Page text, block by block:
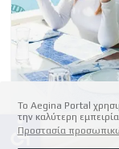
Το Aegina Portal
την καλύτερη
Προστασία
accessible